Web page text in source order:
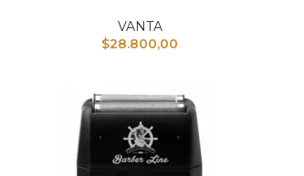
VANTA
$28.800,00